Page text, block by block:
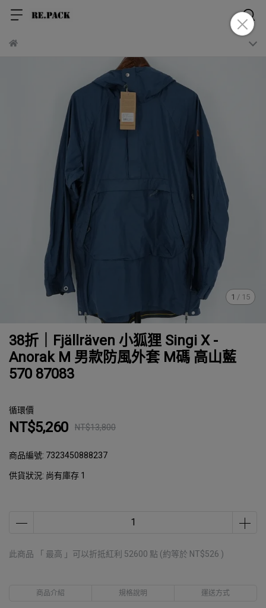
1 / 15
38折｜Fjällräven 小狐狸 Singi X -
Anorak M 男款防風外套 M碼 高山藍
570 87083
循環價
NT$5,260 NT$13,800
商品編號: 7323450888237
供貨狀況: 尚有庫存 1
此商品 「 最高 」可以折抵紅利 52600 點 (約等於 NT$526 )
商品介紹 規格說明 運送方式